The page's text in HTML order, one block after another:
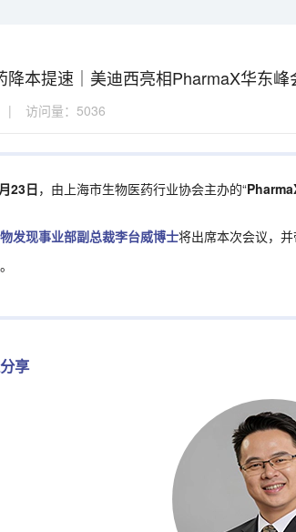
降本提速｜美迪西亮相PharmaX华东
| 访问量：5036
23日，由上海市生物医药行业协会主办的“
发现事业部副总裁李台威博士将出席本次会议，
。
享